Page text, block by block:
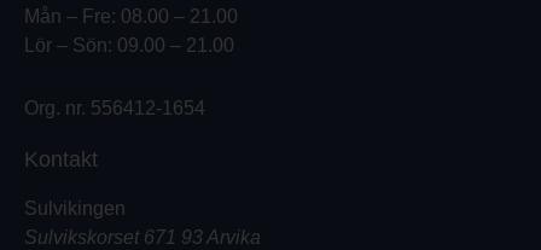
Mån – Fre: 08.00 – 21.00
Lör – Sön: 09.00 – 21.00
Org. nr. 556412-1654
Kontakt
Sulvikingen
Sulvikskorset 671 93 Arvika